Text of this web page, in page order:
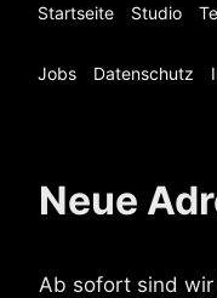
Startseite Studio
Jobs Datenschutz
Neue
Ab sofort sind